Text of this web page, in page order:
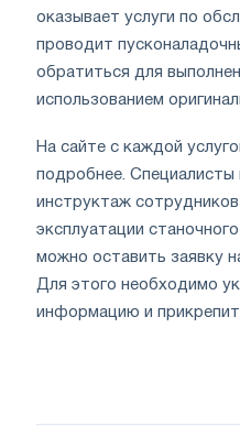
оказывает услуги по
проводит
обратиться для
использованием
На сайте с каждой
подробнее. Специалисты
инструктаж
эксплуатации
можно оставить заявку
Для этого необходимо
информацию и